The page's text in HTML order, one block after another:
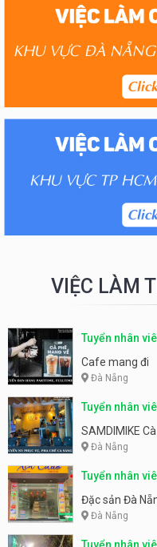
VIỆC LÀM
Tuyển nhân
Cafe mang đi
Đà Nẵng
Tuyển nhân
SAMDIMIKE
Đà Nẵng
Tuyển nhân
Nẵng
Đặc sản Đà
Đà Nẵng
Tuyển nhân